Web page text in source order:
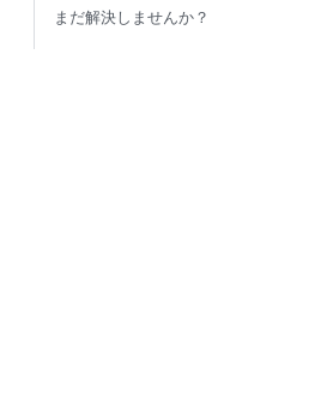
まだ解決しませんか？